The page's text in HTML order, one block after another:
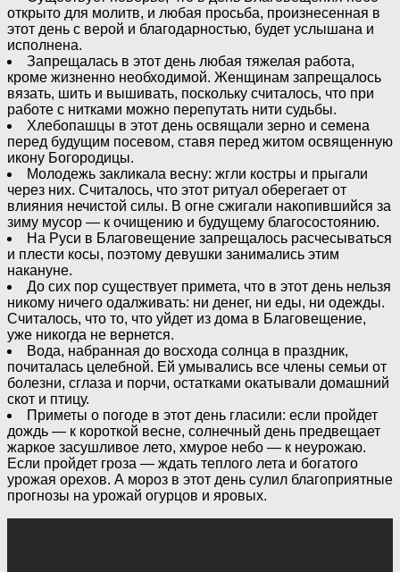
открыто для молитв, и любая просьба, произнесенная в
этот день с верой и благодарностью, будет услышана и
исполнена.
Запрещалась в этот день любая тяжелая работа,
кроме жизненно необходимой. Женщинам запрещалось
вязать, шить и вышивать, поскольку считалось, что при
работе с нитками можно перепутать нити судьбы.
Хлебопашцы в этот день освящали зерно и семена
перед будущим посевом, ставя перед житом освященную
икону Богородицы.
Молодежь закликала весну: жгли костры и прыгали
через них. Считалось, что этот ритуал оберегает от
влияния нечистой силы. В огне сжигали накопившийся за
зиму мусор — к очищению и будущему благосостоянию.
На Руси в Благовещение запрещалось расчесываться
и плести косы, поэтому девушки занимались этим
накануне.
До сих пор существует примета, что в этот день нельзя
никому ничего одалживать: ни денег, ни еды, ни одежды.
Считалось, что то, что уйдет из дома в Благовещение,
уже никогда не вернется.
Вода, набранная до восхода солнца в праздник,
почиталась целебной. Ей умывались все члены семьи от
болезни, сглаза и порчи, остатками окатывали домашний
скот и птицу.
Приметы о погоде в этот день гласили: если пройдет
дождь — к короткой весне, солнечный день предвещает
жаркое засушливое лето, хмурое небо — к неурожаю.
Если пройдет гроза — ждать теплого лета и богатого
урожая орехов. А мороз в этот день сулил благоприятные
прогнозы на урожай огурцов и яровых.